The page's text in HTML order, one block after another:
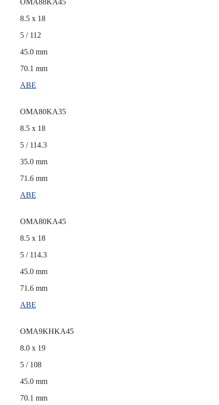
OMA88KA45
8.5 x 18
5 / 112
45.0 mm
70.1 mm
ABE
OMA80KA35
8.5 x 18
5 / 114.3
35.0 mm
71.6 mm
ABE
OMA80KA45
8.5 x 18
5 / 114.3
45.0 mm
71.6 mm
ABE
OMA9KHKA45
8.0 x 19
5 / 108
45.0 mm
70.1 mm